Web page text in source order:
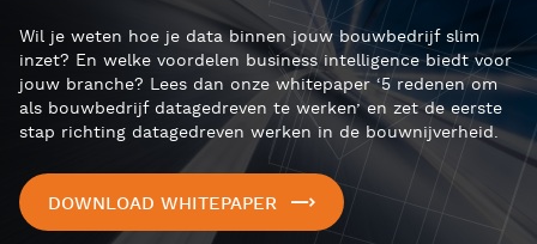
Wil je weten hoe je data binnen jouw bouwbedrijf slim
inzet? En welke voordelen business intelligence biedt voor
jouw branche? Lees dan onze whitepaper ‘5 redenen om
als bouwbedrijf datagedreven te werken’ en zet de eerste
stap richting datagedreven werken in de bouwnijverheid.
DOWNLOAD WHITEPAPER